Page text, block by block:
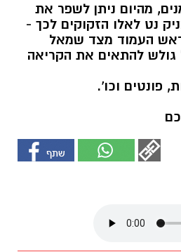
מהיום ניתן לשפר את
נט לאלו הזקוקים לכך -
העמוד מצד שמאל
להתאים את הקריאה
פונטים וכו'.